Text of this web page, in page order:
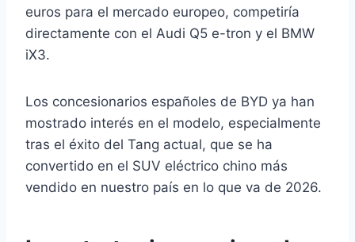
euros para el mercado europeo, competiría
directamente con el Audi Q5 e-tron y el BMW
iX3.
Los concesionarios españoles de BYD ya han
mostrado interés en el modelo, especialmente
tras el éxito del Tang actual, que se ha
convertido en el SUV eléctrico chino más
vendido en nuestro país en lo que va de 2026.